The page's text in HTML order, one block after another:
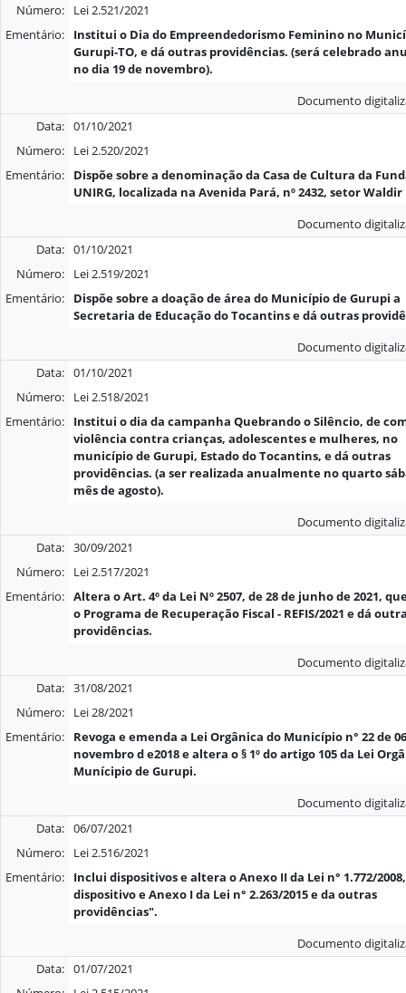
Número:
Lei 2.521/2021
Ementário:
Institui o Dia do Empreendedorismo Feminino no
Gurupi-TO, e dá outras providências. (será celebrado
no dia 19 de novembro).
Documento
Data: 01/10/2021
Número:
Lei 2.520/2021
Ementário:
Dispõe sobre a denominação da Casa de Cultura da
UNIRG, localizada na Avenida Pará, nº 2432, setor Waldir
Documento
Data: 01/10/2021
Número:
Lei 2.519/2021
Ementário:
Dispõe sobre a doação de área do Município de Gurupi a
Secretaria de Educação do Tocantins e dá outras
Documento
Data: 01/10/2021
Número:
Lei 2.518/2021
Ementário:
Institui o dia da campanha Quebrando o Silêncio, de
violência contra crianças, adolescentes e mulheres, no
município de Gurupi, Estado do Tocantins, e dá outras
providências. (a ser realizada anualmente no quarto
mês de agosto).
Documento
Data: 30/09/2021
Número:
Lei 2.517/2021
Ementário: Altera o Art. 4º da Lei Nº 2507, de 28 de junho de 2021,
o Programa de Recuperação Fiscal - REFIS/2021 e dá
providências.
Documento
Data: 31/08/2021
Número:
Lei 28/2021
Ementário:
Revoga e emenda a Lei Orgânica do Município n° 22 de
novembro d e2018 e altera o § 1º do artigo 105 da Lei
Munícipio de Gurupi.
Documento
Data: 06/07/2021
Número:
Lei 2.516/2021
Ementário:
Inclui dispositivos e altera o Anexo II da Lei n° 1.772/
dispositivo e Anexo I da Lei n° 2.263/2015 e da outras
providências".
Documento
Data: 01/07/2021